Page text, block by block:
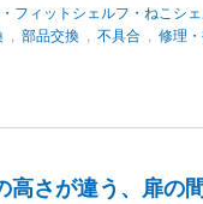
フィットシェルフ・ねこシェ
, 部品交換, 不具合, 修理
高さが違う、扉の